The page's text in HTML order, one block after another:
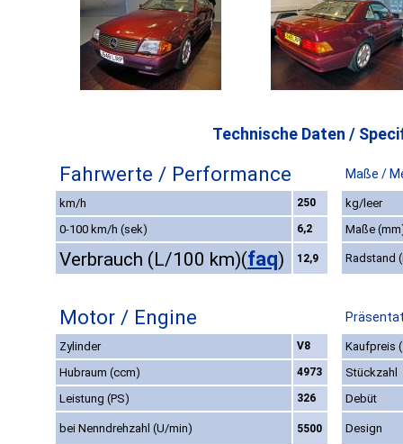
Technische Daten /
Fahrwerte / Performance Maße /
km/h 250
kg/leer
0-100 km/h (sek)
6,2 Maße
Verbrauch (L/100 km)(faq) 12,9 Radstand
Motor / Engine
Zylinder V8
Kaufpreis
Hubraum (ccm)
4973
Stückzahl
Leistung (PS)
326 Debüt
bei Nenndrehzahl (U/min) 5500 Design